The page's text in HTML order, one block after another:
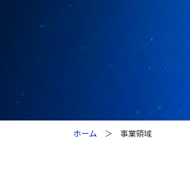
ホーム ＞ 事業領域